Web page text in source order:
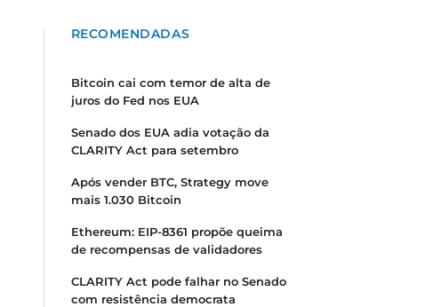
RECOMENDADAS
Bitcoin cai com temor de alta de
juros do Fed nos EUA
Senado dos EUA adia votação da
CLARITY Act para setembro
Após vender BTC, Strategy move
mais 1.030 Bitcoin
Ethereum: EIP-8361 propõe queima
de recompensas de validadores
CLARITY Act pode falhar no Senado
com resistência democrata